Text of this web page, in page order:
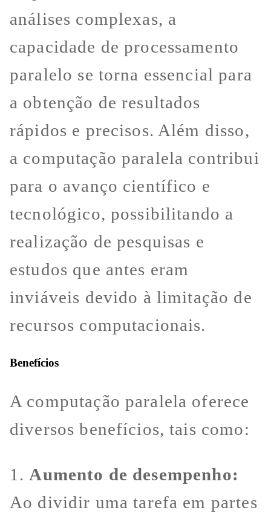
análises complexas, a
capacidade de processamento
paralelo se torna essencial para
a obtenção de resultados
rápidos e precisos. Além disso,
a computação paralela contribui
para o avanço científico e
tecnológico, possibilitando a
realização de pesquisas e
estudos que antes eram
inviáveis devido à limitação de
recursos computacionais.
Benefícios
A computação paralela oferece
diversos benefícios, tais como:
1. Aumento de desempenho:
Ao dividir uma tarefa em partes